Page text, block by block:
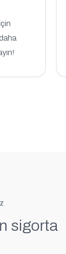
sigorta